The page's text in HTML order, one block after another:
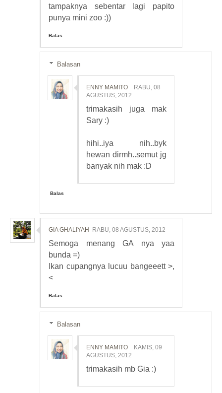
tampaknya sebentar lagi papito
punya mini zoo :))
Balas
Balasan
ENNY MAMITO
RABU, 08
AGUSTUS, 2012
trimakasih juga mak
Sary :)
hihi..iya nih..byk
hewan dirmh..semut jg
banyak nih mak :D
Balas
GIA GHALIYAH RABU, 08 AGUSTUS, 2012
Semoga menang GA nya yaa
bunda =)
Ikan cupangnya lucuu bangeeett >,
<
Balas
Balasan
ENNY MAMITO
KAMIS, 09
AGUSTUS, 2012
trimakasih mb Gia :)